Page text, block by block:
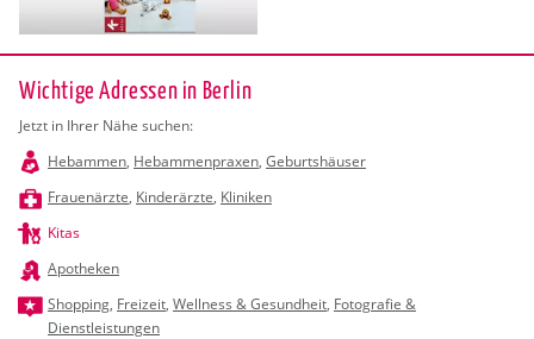
Wichtige Adressen in Berlin
Jetzt in Ihrer Nähe suchen:
Hebammen, Hebammenpraxen, Geburtshäuser
Frauenärzte, Kinderärzte, Kliniken
Kitas
Apotheken
Shopping, Freizeit, Wellness & Gesundheit, Fotografie &
Dienstleistungen